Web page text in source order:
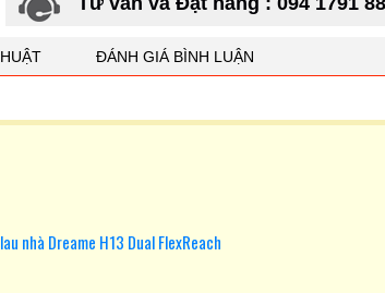
ĐÁNH GIÁ BÌNH LUẬN
nhà Dreame H13 Dual FlexReach